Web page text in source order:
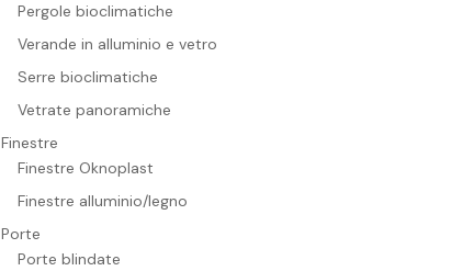
Pergole bioclimatiche
Verande in alluminio e vetro
Serre bioclimatiche
Vetrate panoramiche
Finestre
Finestre Oknoplast
Finestre alluminio/legno
Porte
Porte blindate